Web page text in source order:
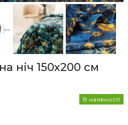
ніч 150x200 см
В наявності